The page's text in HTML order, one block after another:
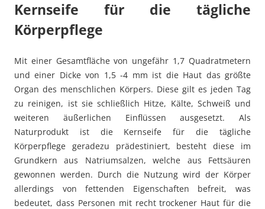
Kernseife für die tägliche
Körperpflege
Mit einer Gesamtfläche von ungefähr 1,7 Quadratmetern
und einer Dicke von 1,5 -4 mm ist die Haut das größte
Organ des menschlichen Körpers. Diese gilt es jeden Tag
zu reinigen, ist sie schließlich Hitze, Kälte, Schweiß und
weiteren äußerlichen Einflüssen ausgesetzt. Als
Naturprodukt ist die Kernseife für die tägliche
Körperpflege geradezu prädestiniert, besteht diese im
Grundkern aus Natriumsalzen, welche aus Fettsäuren
gewonnen werden. Durch die Nutzung wird der Körper
allerdings von fettenden Eigenschaften befreit, was
bedeutet, dass Personen mit recht trockener Haut für die